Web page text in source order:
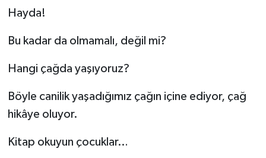
Hayda!
Bu kadar da olmamalı, değil mi?
Hangi çağda yaşıyoruz?
Böyle canilik yaşadığımız çağın içine ediyor, çağ
hikâye oluyor.
Kitap okuyun çocuklar…